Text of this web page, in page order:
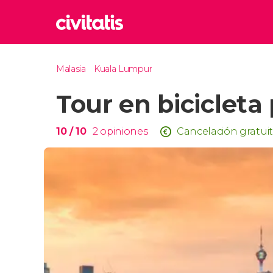
Reino
Malasia Kuala Lumpur
Tour en
10/ 10 2 opiniones Cancelación